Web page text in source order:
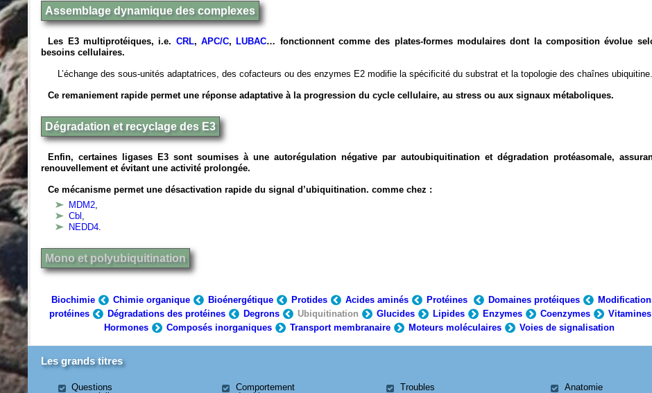
Assemblage dynamique des complexes
Les E3 multiprotéiques, i.e. CRL, APC/C, LUBAC… fonctionnent comme des plates-formes modulaires dont la composition évolue
besoins cellulaires.
L’échange des sous-unités adaptatrices, des cofacteurs ou des enzymes E2 modifie la spécificité du substrat et la topologie des chaînes ubiquitine.
Ce remaniement rapide permet une réponse adaptative à la progression du cycle cellulaire, au stress ou aux signaux métaboliques.
Dégradation et recyclage des E3
Enfin, certaines ligases E3 sont soumises à une autorégulation négative par autoubiquitination et dégradation protéasomale,
renouvellement et évitant une activité prolongée.
Ce mécanisme permet une désactivation rapide du signal d’ubiquitination. comme chez :
MDM2,
Cbl ,
NEDD4.
Mono et polyubiquitination
Biochimie Chimie organique Bioénergétique Protides Acides aminés Protéines Domaines protéiques
protéines
Dégradations des protéines Degrons Ubiquitination Glucides Lipides Enzymes Coenzymes
Vitamines
Hormones
Composés inorganiques Transport membranaire Moteurs moléculaires Voies de signalisation
Les grands titres
Questions
Comportement
Troubles
Anatomie